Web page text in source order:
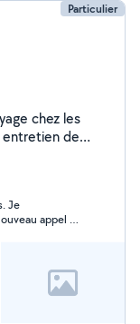
Particulier
chez les
entretien de
Je
appel à